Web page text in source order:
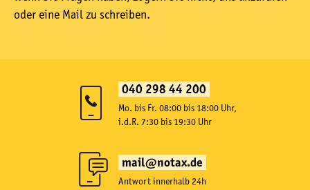
oder eine Mail zu schreiben.
040 298 44 200
Mo. bis Fr. 08:00 bis 18:00 Uhr,
i.d.R. 7:30 bis 19:30 Uhr
mail@notax.de
Antwort innerhalb 24h